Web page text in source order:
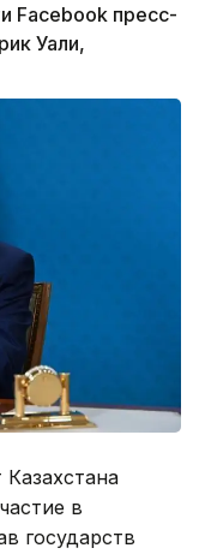
Facebook пресс-
Уали,
Казахстана
в
государств